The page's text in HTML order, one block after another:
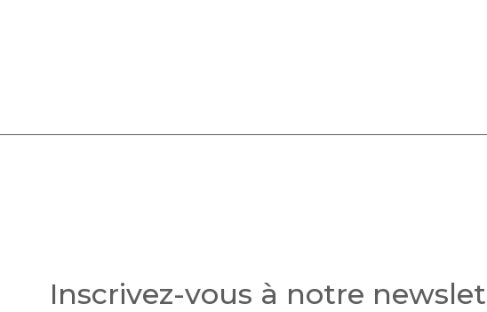
Inscrivez-vous à notre